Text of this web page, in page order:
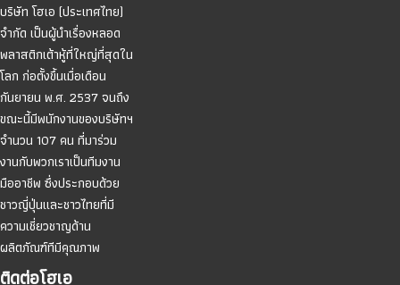
บริษัท โฮเอ (ประเทศไทย)
จำกัด เป็นผู้นำเรื่องหลอด
พลาสติกเต้าหู้ที่ใหญ่ที่สุดใน
โลก ก่อตั้งขึ้นเมื่อเดือน
กันยายน พ.ศ. 2537 จนถึง
ขณะนี้มีพนักงานของบริษัทฯ
จำนวน 107 คน ที่มาร่วม
งานกับพวกเราเป็นทีมงาน
มืออาชีพ ซึ่งประกอบด้วย
ชาวญี่ปุ่นและชาวไทยที่มี
ความเชี่ยวชาญด้าน
ผลิตภัณฑ์ทีมีคุณภาพ
ติดต่อโฮเอ